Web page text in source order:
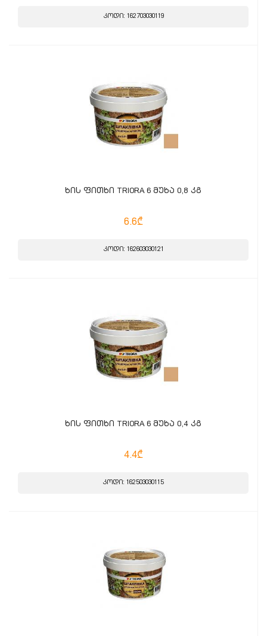
კოდი: 162703030119
ხის ფითხი TRIORA 6 მუხა 0,8 კგ
6.6₾
კოდი: 162603030121
ხის ფითხი TRIORA 6 მუხა 0,4 კგ
4.4₾
კოდი: 162503030115